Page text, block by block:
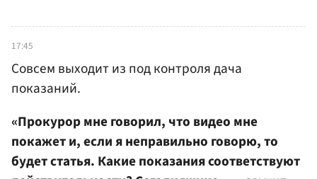
17:45
Совсем выходит из под контроля дача
показаний.
«Прокурор мне говорил, что видео мне
покажет и, если я неправильно говорю, то
будет статья. Какие показания соответствуют